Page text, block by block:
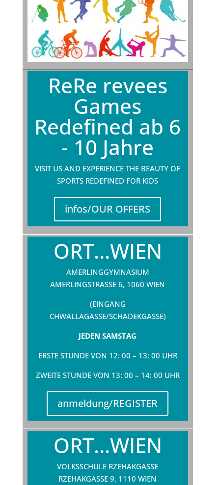
ReRe revees
Games
Redefined ab 6
- 10 Jahre
VISIT US AND EXPERIENCE THE BEAUTY OF
SPORTS REDEFINED FOR KIDS
infos/OUR OFFERS
ORT...WIEN
AMERLINGGYMNASIUM
AMERLINGSTRASSE 6, 1060 WIEN
(EINGANG
CHWALLAGASSE/SCHADEKGASSE)
JEDEN SAMSTAG
ERSTE STUNDE VON 12: 00 – 13: 00 UHR
ZWEITE STUNDE VON 13: 00 – 14: 00 UHR
anmeldung/REGISTER
ORT...WIEN
VOLKSSCHULE RZEHAKGASSE
RZEHAKGASSE 9, 1110 WIEN